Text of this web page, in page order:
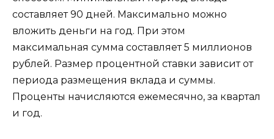
составляет 90 дней. Максимально можно
вложить деньги на год. При этом
максимальная сумма составляет 5 миллионов
рублей. Размер процентной ставки зависит от
периода размещения вклада и суммы.
Проценты начисляются ежемесячно, за квартал
и год.